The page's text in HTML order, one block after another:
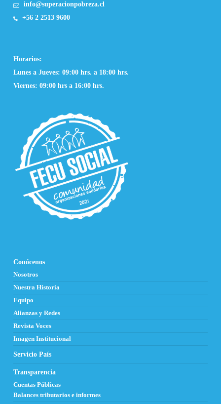
info@superacionpobreza.cl
+56 2 2513 9600
Horarios:
Lunes a Jueves: 09:00 hrs. a 18:00 hrs.
Viernes: 09:00 hrs a 16:00 hrs.
Conócenos
Nosotros
Nuestra Historia
Equipo
Alianzas y Redes
Revista Voces
Imagen Institucional
Servicio País
Transparencia
Cuentas Públicas
Balances tributarios e informes